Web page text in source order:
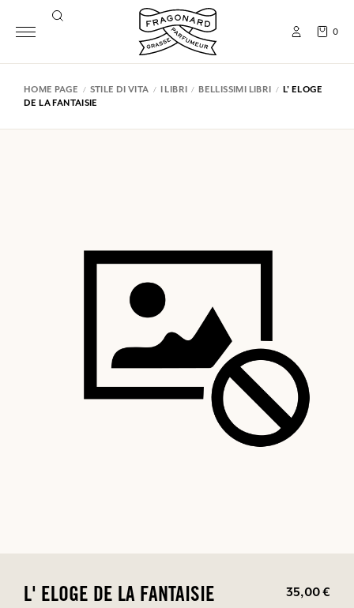
0
HOME PAGE STILE DI VITA I LIBRI BELLISSIMI LIBRI
L' ELOGE
DE LA FANTAISIE
L' ELOGE DE LA FANTAISIE 35,00 €